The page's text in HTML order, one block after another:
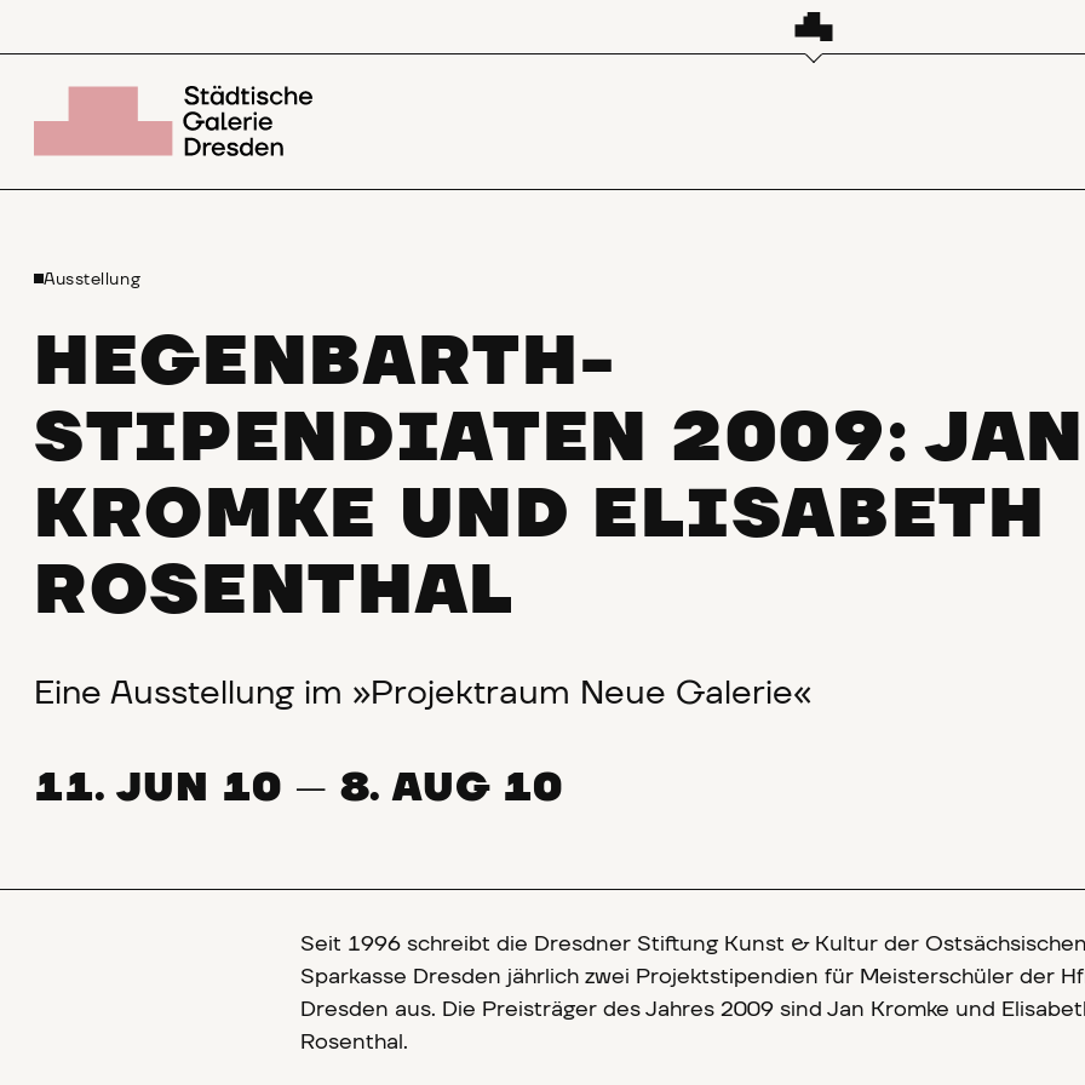
Ausstellung
HEGENBARTH-
STIPENDIATEN 2009: JAN
KROMKE UND ELISABETH
ROSENTHAL
Eine Ausstellung im »Projektraum Neue Galerie«
11. JUN 10 — 8. AUG 10
Seit 1996 schreibt die Dresdner Stiftung Kunst & Kultur der Ostsächsischen
Sparkasse Dresden jährlich zwei Projektstipendien für Meisterschüler der
Dresden aus. Die Preisträger des Jahres 2009 sind Jan Kromke und
Rosenthal.